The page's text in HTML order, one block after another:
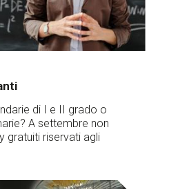
di I e II grado o
A settembre non
gratuiti riservati agli